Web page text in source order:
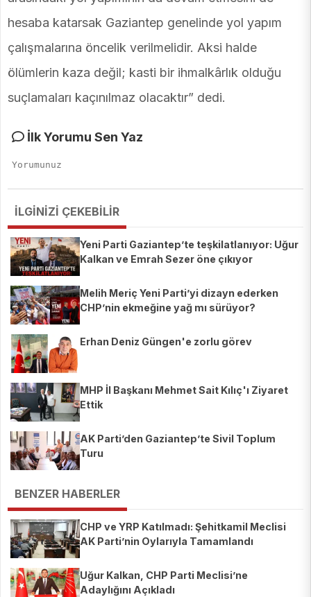
hesaba katarsak Gaziantep genelinde yol yapım
çalışmalarına öncelik verilmelidir. Aksi halde
ölümlerin kaza değil; kasti bir ihmalkârlık olduğu
suçlamaları kaçınılmaz olacaktır” dedi.
İlk Yorumu Sen Yaz
İLGİNİZİ ÇEKEBİLİR
Yeni Parti Gaziantep’te teşkilatlanıyor: Uğur
Kalkan ve Emrah Sezer öne çıkıyor
Melih Meriç Yeni Parti’yi dizayn ederken
CHP’nin ekmeğine yağ mı sürüyor?
Erhan Deniz Güngen'e zorlu görev
MHP İl Başkanı Mehmet Sait Kılıç'ı Ziyaret
Ettik
AK Parti’den Gaziantep’te Sivil Toplum
Turu
BENZER HABERLER
CHP ve YRP Katılmadı: Şehitkamil Meclisi
AK Parti’nin Oylarıyla Tamamlandı
Uğur Kalkan, CHP Parti Meclisi’ne
Adaylığını Açıkladı